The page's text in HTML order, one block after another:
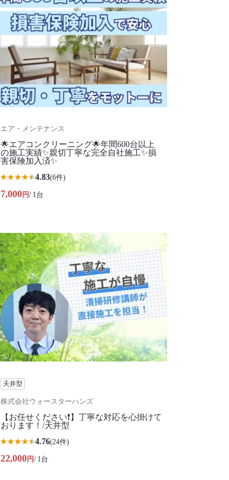
エア・メンテナンス
🌟エアコンクリーニング🌟年間600台以上
の施工実績✨親切丁寧な完全自社施工✨損
害保険加入済✨
4.83(6件)
7,000円/ 1台
天井型
株式会社ウォースターハンズ
【お任せください❗️】丁寧な対応を心掛けて
おります！/天井型
4.76(24件)
22,000円/ 1台